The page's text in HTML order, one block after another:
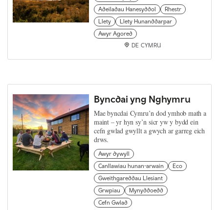
Adeiladau Hanesyddol
Rhestr
Llety
Llety Hunanddarpar
Awyr Agored
DE CYMRU
Byncdai yng Nghymru
Mae byncdai Cymru’n dod ymhob math a
maint – yr hyn sy’n sicr yw y bydd ein
cefn gwlad gwyllt a gwych ar garreg eich
drws.
Awyr dywyll
Canllawiau hunan-arwain
Eco
Gweithgareddau Llesiant
Grwpiau
Mynyddoedd
Cefn Gwlad